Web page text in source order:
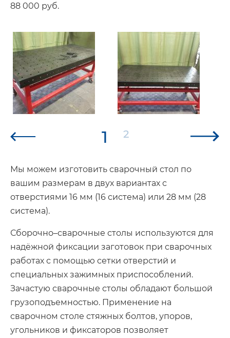
88 000 руб.
1 2
Мы можем изготовить сварочный стол по
вашим размерам в двух вариантах с
отверстиями 16 мм (16 система) или 28 мм (28
система).
Сборочно–сварочные столы используются для
надёжной фиксации заготовок при сварочных
работах с помощью сетки отверстий и
специальных зажимных приспособлений.
Зачастую сварочные столы обладают большой
грузоподъемностью. Применение на
сварочном столе стяжных болтов, упоров,
угольников и фиксаторов позволяет